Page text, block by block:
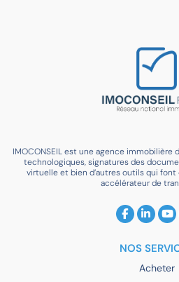
IMOCONSEIL est une agence
technologiques, signatures des
virtuelle et bien d’autres outils qui font
accélérateur de
NOS
Acheter